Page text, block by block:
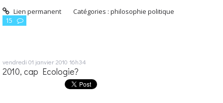
Lien permanent Catégories :philosophie politique
15
vendredi 01 janvier 2010 16h34
2010, cap Ecologie?